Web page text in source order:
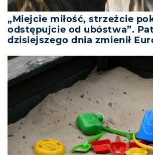
„Miejcie miłość, strzeżcie
odstępujcie od ubóstwa”.
dzisiejszego dnia zmienił